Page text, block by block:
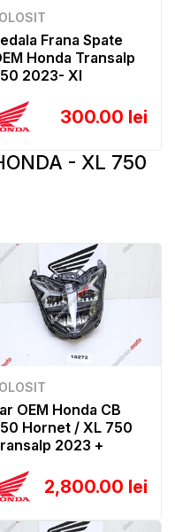
Frana Spate
Honda Transalp
2023- Xl
300.00 lei
- XL 750
OEM Honda CB
Hornet / XL 750
2023 +
2,800.00 lei